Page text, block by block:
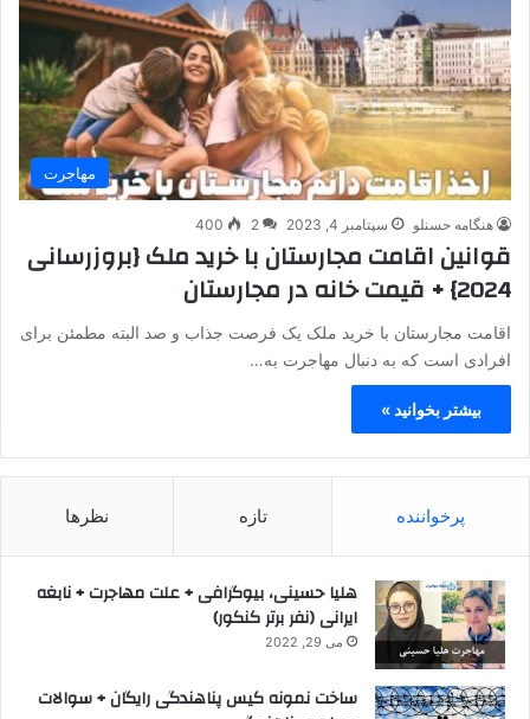
مهاجرت
هنگامه حسنلو سپتامبر 4, 2023 2
400
قوانین اقامت مجارستان با خرید ملک {بروزرسانی
2024} + قیمت خانه در مجارستان
اقامت مجارستان با خرید ملک یک فرصت جذاب و صد البته مطمئن برای
افرادی است که به دنبال مهاجرت به…
بیشتر بخوانید »
پرخواننده تازه نظرها
هلیا حسینی، بیوگرافی + علت مهاجرت + نابغه
ایرانی (نفر برتر کنکور)
می 29, 2022
ساخت نمونه کیس پناهندگی رایگان + سوالات